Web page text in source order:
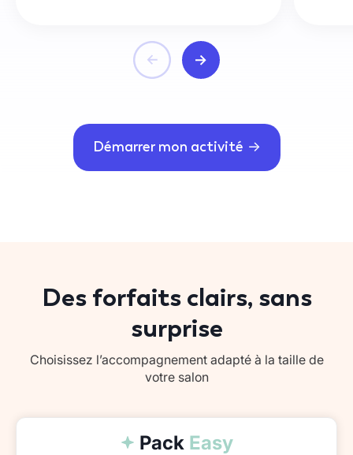
Démarrer mon activité
Des forfaits clairs, sans
surprise
Choisissez l’accompagnement adapté à la taille de
votre salon
Pack Easy